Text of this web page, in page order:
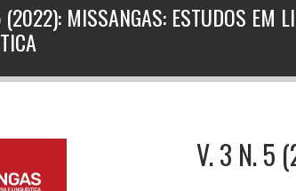
MISSANGAS: ESTUDOS EM
V. 3 N. 5